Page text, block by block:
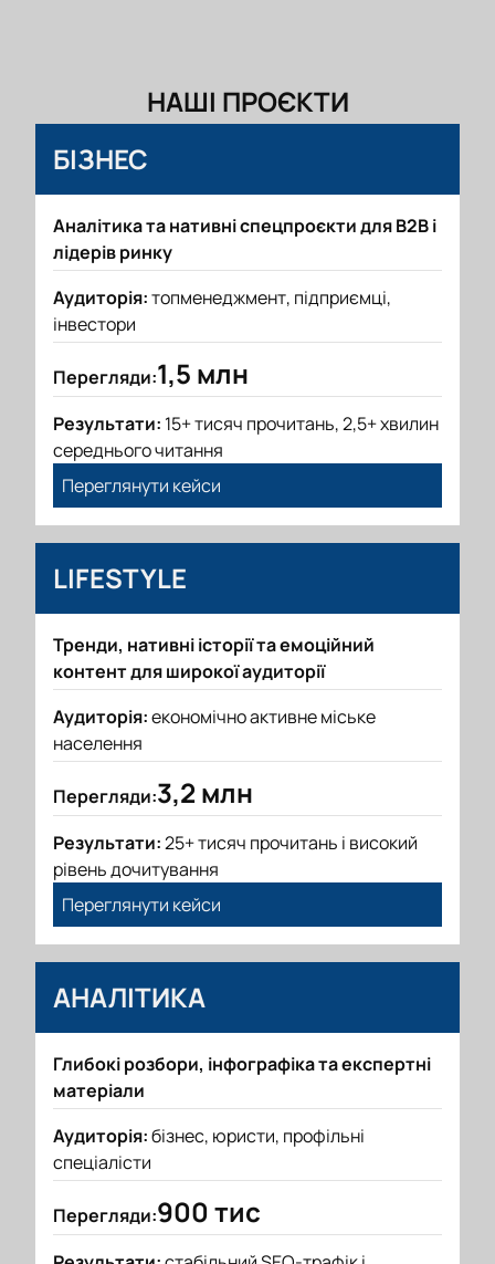
НАШІ ПРОЄКТИ
БІЗНЕС
Аналітика та нативні спецпроєкти для B2B і
лідерів ринку
Аудиторія:топменеджмент, підприємці,
інвестори
Перегляди:1,5 млн
Результати: 15+ тисяч прочитань, 2,5+ хвилин
середнього читання
Переглянути кейси
LIFESTYLE
Тренди, нативні історії та емоційний
контент для широкої аудиторії
Аудиторія:економічно активне міське
населення
Перегляди:3,2 млн
Результати:25+ тисяч прочитань і високий
рівень дочитування
Переглянути кейси
АНАЛІТИКА
Глибокі розбори, інфографіка та експертні
матеріали
Аудиторія:бізнес, юристи, профільні
спеціалісти
Перегляди:900 тис